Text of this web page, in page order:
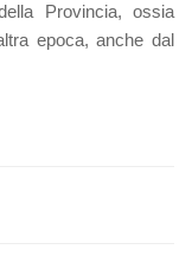
Provincia, ossia
epoca, anche dal